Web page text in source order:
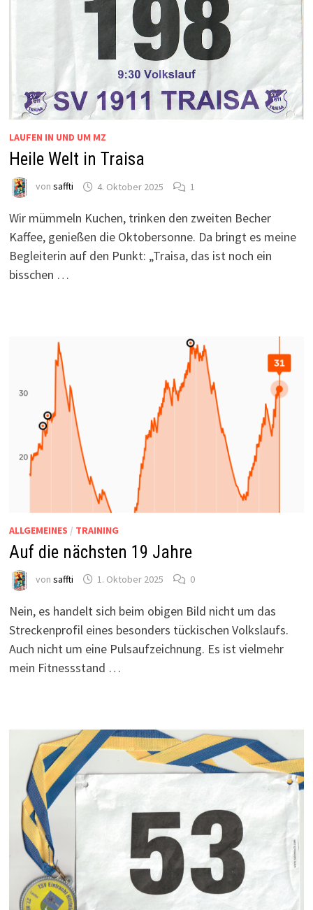
LAUFEN IN UND UM MZ
Heile Welt in Traisa
von saffti 4. Oktober 2025 1
Wir mümmeln Kuchen, trinken den zweiten Becher
Kaffee, genießen die Oktobersonne. Da bringt es meine
Begleiterin auf den Punkt: „Traisa, das ist noch ein
bisschen …
ALLGEMEINES / TRAINING
Auf die nächsten 19 Jahre
von saffti 1. Oktober 2025 0
Nein, es handelt sich beim obigen Bild nicht um das
Streckenprofil eines besonders tückischen Volkslaufs.
Auch nicht um eine Pulsaufzeichnung. Es ist vielmehr
mein Fitnessstand …